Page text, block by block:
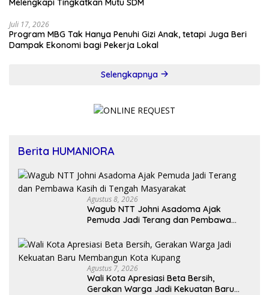
Juli 17, 2026
Program MBG Tak Hanya Penuhi Gizi Anak, tetapi Juga Beri
Dampak Ekonomi bagi Pekerja Lokal
Selengkapnya
Berita HUMANIORA
Agustus 8, 2026
Wagub NTT Johni Asadoma Ajak
Pemuda Jadi Terang dan Pembawa
Agustus 7, 2026
Wali Kota Apresiasi Beta Bersih,
Gerakan Warga Jadi Kekuatan Baru